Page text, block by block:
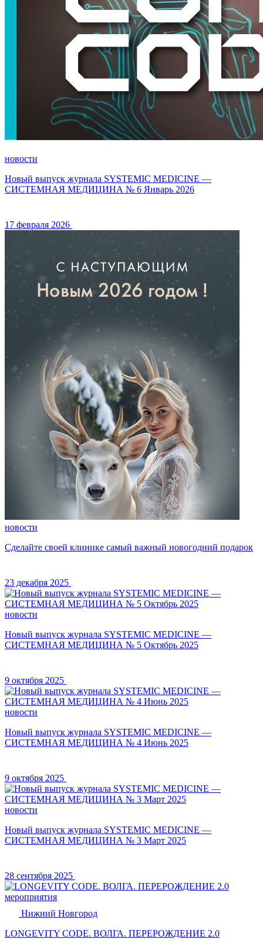
новости
Новый выпуск журнала SYSTEMIC MEDICINE —
СИСТЕМНАЯ МЕДИЦИНА № 6 Январь 2026
17 февраля 2026
новости
Сделайте своей клинике самый важный новогодний подарок
23 декабря 2025
новости
Новый выпуск журнала SYSTEMIC MEDICINE —
СИСТЕМНАЯ МЕДИЦИНА № 5 Октябрь 2025
9 октября 2025
новости
Новый выпуск журнала SYSTEMIC MEDICINE —
СИСТЕМНАЯ МЕДИЦИНА № 4 Июнь 2025
9 октября 2025
новости
Новый выпуск журнала SYSTEMIC MEDICINE —
СИСТЕМНАЯ МЕДИЦИНА № 3 Март 2025
28 сентября 2025
мероприятия
Нижний Новгород
LONGEVITY CODE. ВОЛГА. ПЕРЕРОЖДЕНИЕ 2.0